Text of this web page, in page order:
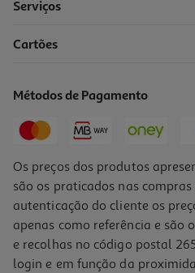
Serviços
Cartões
Métodos de Pagamento
Os preços dos produtos
são os praticados nas
autenticação do cliente os
apenas como referência e são
e recolhas no código postal
login e em função da